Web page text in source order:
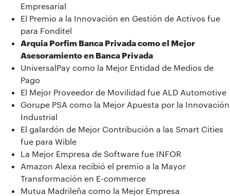
Empresarial
El Premio a la Innovación en Gestión de Activos fue
para Fonditel
Arquia Porfim Banca Privada como el Mejor
Asesoramiento en Banca Privada
UniversalPay como la Mejor Entidad de Medios de
Pago
El Mejor Proveedor de Movilidad fue ALD Automotive
Gorupe PSA como la Mejor Apuesta por la Innovación
Industrial
El galardón de Mejor Contribución a las Smart Cities
fue para Wible
La Mejor Empresa de Software fue INFOR
Amazon Alexa recibió el premio a la Mayor
Transformación en E-commerce
Mutua Madrileña como la Mejor Empresa